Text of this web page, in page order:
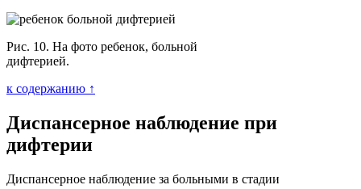
Рис. 10. На фото ребенок, больной
дифтерией.
к содержанию ↑
Диспансерное наблюдение при
дифтерии
Диспансерное наблюдение за больными в стадии